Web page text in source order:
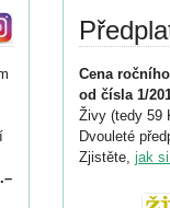
Cena
od čísla 1/
Živy (tedy 59
Dvouleté
Zjistěte, jak